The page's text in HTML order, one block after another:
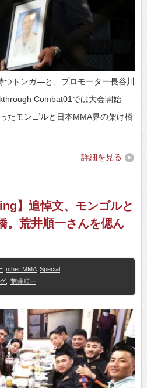
つトンガ―と、プロモーター長谷川
Combat01では大会開始
たモンゴルと日本MMA界の架け橋
詳細を見る
】追悼文、モンゴルと
。荒井順一さんを偲ん
other MMA Special
荒井順一